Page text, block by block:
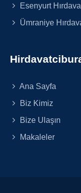
Esenyurt
Ümraniye
Ana Sayfa
Biz Kimiz
Bize Ulaşın
Makaleler